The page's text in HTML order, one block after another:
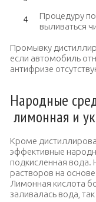
Процедуру
выливаться
Промывку
если автомобиль
антифризе
Народные
лимонная и
Кроме
эффективные
подкисленная вода.
растворов на
Лимонная кислота
заливалась вода,